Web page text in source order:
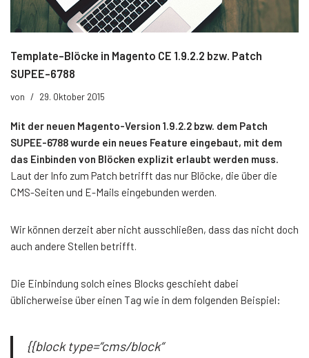
Template-Blöcke in Magento CE 1.9.2.2 bzw. Patch
SUPEE-6788
von 29. Oktober 2015
Mit der neuen Magento-Version 1.9.2.2 bzw. dem Patch
SUPEE-6788 wurde ein neues Feature eingebaut, mit dem
das Einbinden von Blöcken explizit erlaubt werden muss.
Laut der Info zum Patch betrifft das nur Blöcke, die über die
CMS-Seiten und E-Mails eingebunden werden.
Wir können derzeit aber nicht ausschließen, dass das nicht doch
auch andere Stellen betrifft.
Die Einbindung solch eines Blocks geschieht dabei
üblicherweise über einen Tag wie in dem folgenden Beispiel:
{{block type=“cms/block“